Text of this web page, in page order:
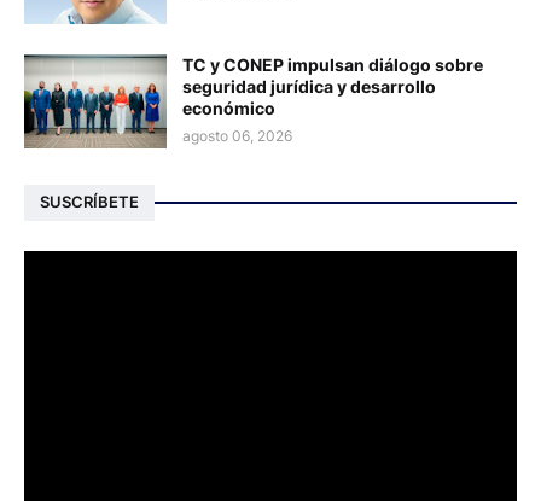
TC y CONEP impulsan diálogo sobre
seguridad jurídica y desarrollo
económico
agosto 06, 2026
SUSCRÍBETE